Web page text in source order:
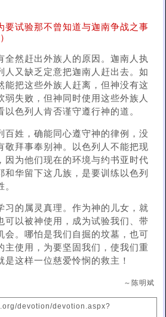
要试验那不曾知道与迦南争战之事
全然赶出外族人的原因。迦南人执
人又缺乏定意把迦南人赶出去。如
能把这些外族人赶离，但神没有这
弱失败，但神同时使用这些外族人
色列人肯否谨守遵行神的道。
百姓，确能同心遵守神的律例，没
敬拜事奉别神。以色列人不能把现
因为他们现在的环境与约书亚时代
和华留下这几族，是要训练以色列
习的属灵真理。作为神的儿女，就
可以被神使用，成为试验我们、带
会。哪怕是我们自掘的坟墓，也可
主使用，为要坚固我们，使我们重
是这样一位慈爱怜悯的救主！
～陈明斌
devotion/devotion.aspx?